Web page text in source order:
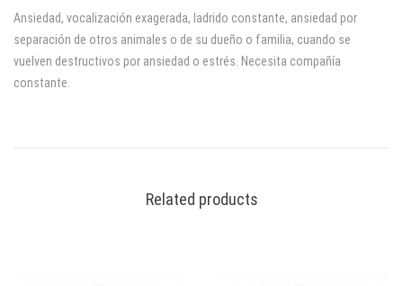
c
r
Ansiedad, vocalización exagerada, ladrido constante, ansiedad por
separación de otros animales o de su dueño o familia, cuando se
vuelven destructivos por ansiedad o estrés. Necesita compañía
constante.
Related products